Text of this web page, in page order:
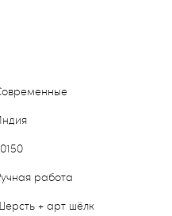
Современные
Индия
20150
Ручная работа
Шерсть + арт шёлк